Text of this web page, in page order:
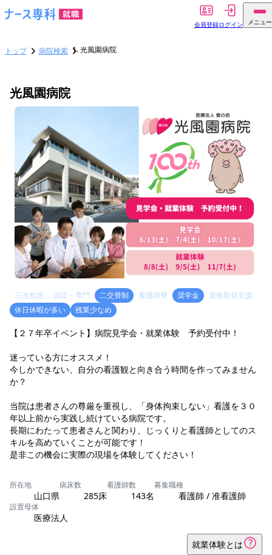
会員登録ログイン メニュー
トップ 病院検索 光風園病院
光風園病院
三次救急 認定・専門 二交替制 看護師寮 奨学金
資格取得支援
休日休暇が多い
残業少なめ
【２７年卒イベント】病院見学会・就業体験 予約受付中！
迷っている方にオススメ！
今しかできない、自分の看護観と向き合う時間を作ってみません
か？
当院は患者さんの尊厳を重視し、「身体拘束しない」看護を３０
年以上前から実践し続けている病院です。
長期にわたって患者さんと関わり、じっくりと看護師としてのス
キルを高めていくことが可能です！
是非この機会に実際の現場を体験してください！
所在地
山口県
病床数
285床
看護師数
143名
募集職種
看護師 / 准看護師
設置母体
医療法人
就業体験とは